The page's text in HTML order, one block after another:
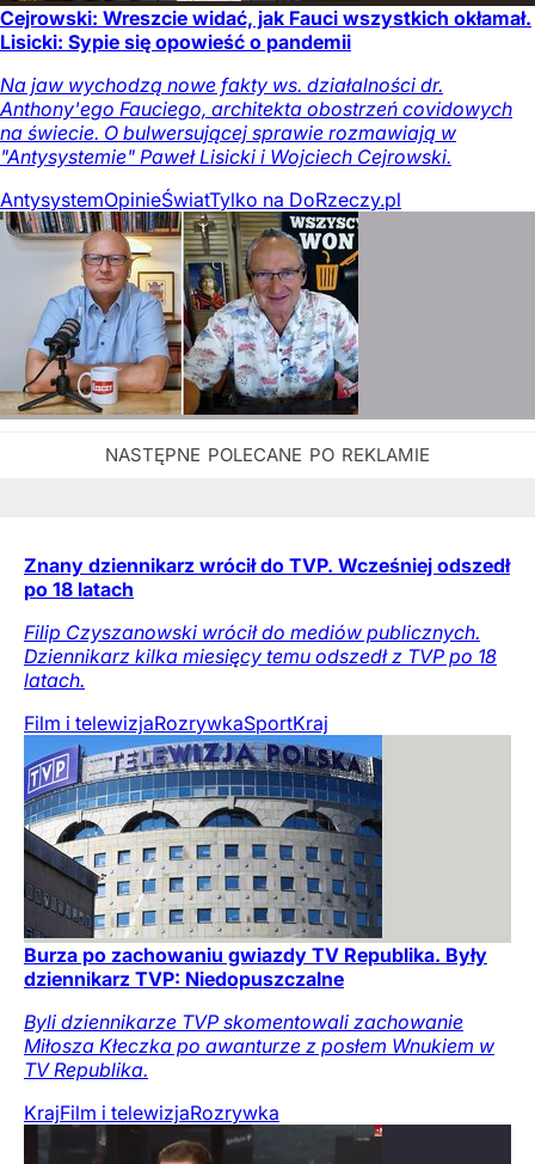
Cejrowski: Wreszcie widać, jak Fauci wszystkich okłamał.
Lisicki: Sypie się opowieść o pandemii
Na jaw wychodzą nowe fakty ws. działalności dr.
Anthony'ego Fauciego, architekta obostrzeń covidowych
na świecie. O bulwersującej sprawie rozmawiają w
"Antysystemie" Paweł Lisicki i Wojciech Cejrowski.
AntysystemOpinieŚwiatTylko na DoRzeczy.pl
Znany dziennikarz wrócił do TVP. Wcześniej odszedł
po 18 latach
Filip Czyszanowski wrócił do mediów publicznych.
Dziennikarz kilka miesięcy temu odszedł z TVP po 18
latach.
Film i telewizjaRozrywkaSportKraj
Burza po zachowaniu gwiazdy TV Republika. Były
dziennikarz TVP: Niedopuszczalne
Byli dziennikarze TVP skomentowali zachowanie
Miłosza Kłeczka po awanturze z posłem Wnukiem w
TV Republika.
KrajFilm i telewizjaRozrywka